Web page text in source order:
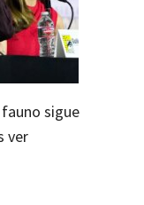
sigue
ver